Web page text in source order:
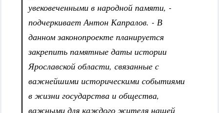
увековеченными в народной памяти, -
подчеркивает Антон Капралов. - В
данном законопроекте планируется
закрепить памятные даты истории
Ярославской области, связанные с
важнейшими историческими событиями
в жизни государства и общества,
важными для каждого жителя нашей